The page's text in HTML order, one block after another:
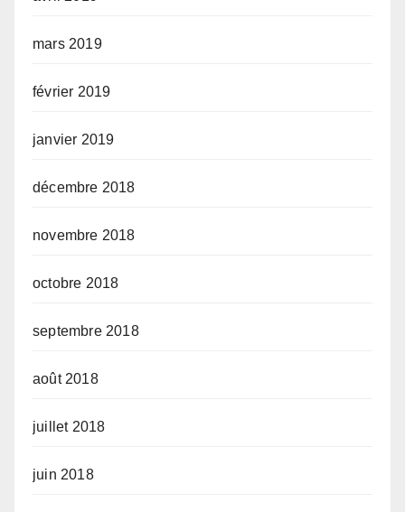
mars 2019
février 2019
janvier 2019
décembre 2018
novembre 2018
octobre 2018
septembre 2018
août 2018
juillet 2018
juin 2018